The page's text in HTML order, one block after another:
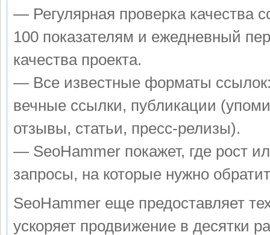
— Регулярная проверка качества
100 показателям и ежедневный
качества проекта.
— Все известные форматы
вечные ссылки, публикации
отзывы, статьи, пресс-релизы).
— SeoHammer покажет, где рост
запросы, на которые нужно
SeoHammer еще предоставляет
ускоряет продвижение в десятки